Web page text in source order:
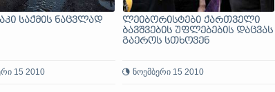
საქმის ნაცვლად
15 2010
ლეიბორისტები ქართველი
ბავშვების უფლებების დაცვას
გაეროს სთხოვენ
ნოემბერი 15 2010